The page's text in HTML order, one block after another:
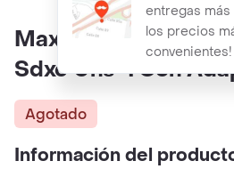
entregas más
los precios
convenientes!
Maxell Memoria
Sdxc Uhs-1 Con
Agotado
Información del